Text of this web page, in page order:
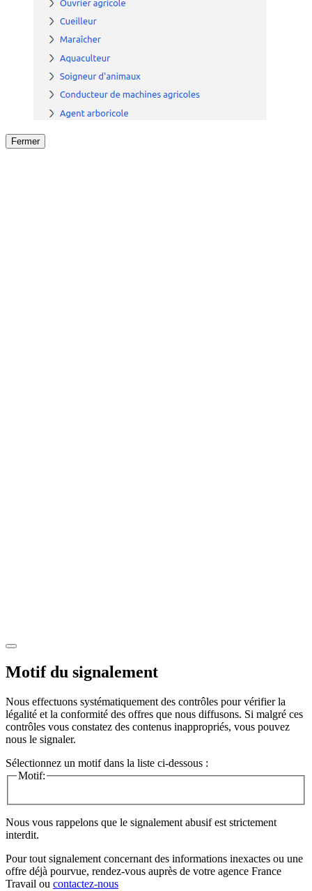
Fermer
Motif du signalement
Nous effectuons systématiquement des contrôles pour vérifier la
légalité et la conformité des offres que nous diffusons. Si malgré ces
contrôles vous constatez des contenus inappropriés, vous pouvez
nous le signaler.
Sélectionnez un motif dans la liste ci-dessous :
Motif:
Nous vous rappelons que le signalement abusif est strictement
interdit.
Pour tout signalement concernant des informations inexactes ou une
offre déjà pourvue, rendez-vous auprès de votre agence France
Travail ou contactez-nous